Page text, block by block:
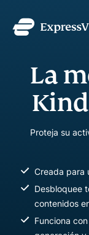
La
Proteja su
Creada para
Desbloquee
contenidos
Funciona